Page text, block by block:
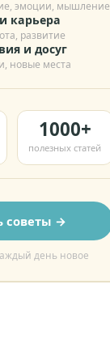
эмоции, мышление
карьера
развитие
и досуг
новые места
1000+
полезных статей
советы →
день новое